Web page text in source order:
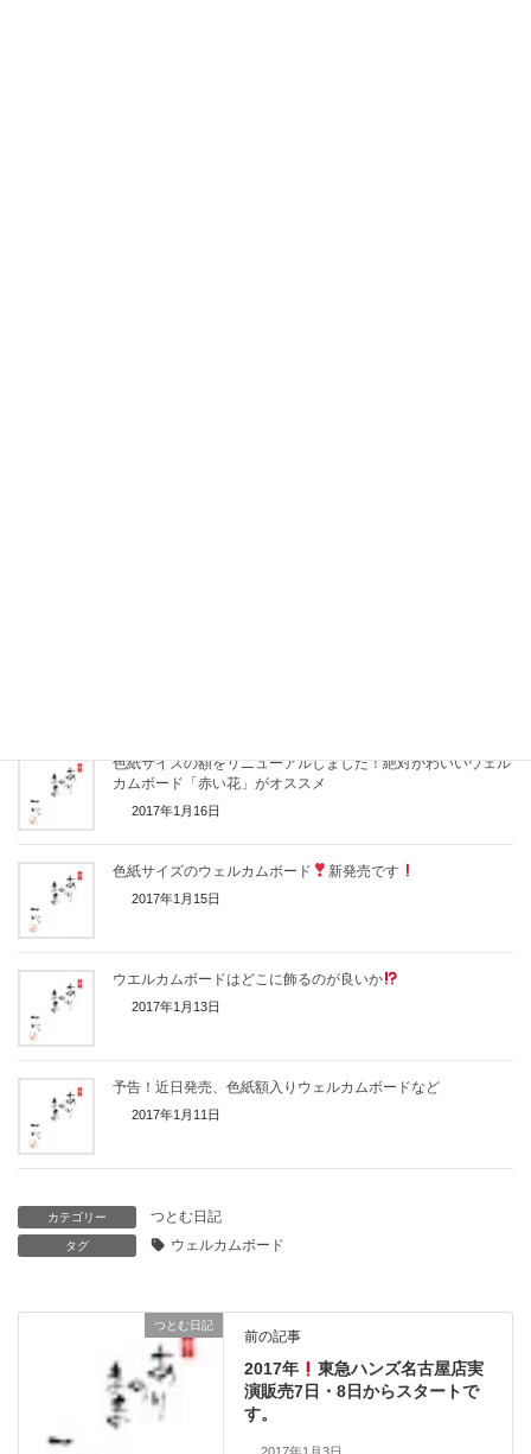
色紙サイズの額をリニューアルしました！絶対かわいいウェル
カムボード「赤い花」がオススメ
2017年1月16日
色紙サイズのウェルカムボード 新発売です
2017年1月15日
ウエルカムボードはどこに飾るのが良いか
2017年1月13日
予告！近日発売、色紙額入りウェルカムボードなど
2017年1月11日
カテゴリー つとむ日記
タグ ウェルカムボード
つとむ日記
前の記事
2017年
東急ハンズ名古屋店実
演販売7日・8日からスタートで
す。